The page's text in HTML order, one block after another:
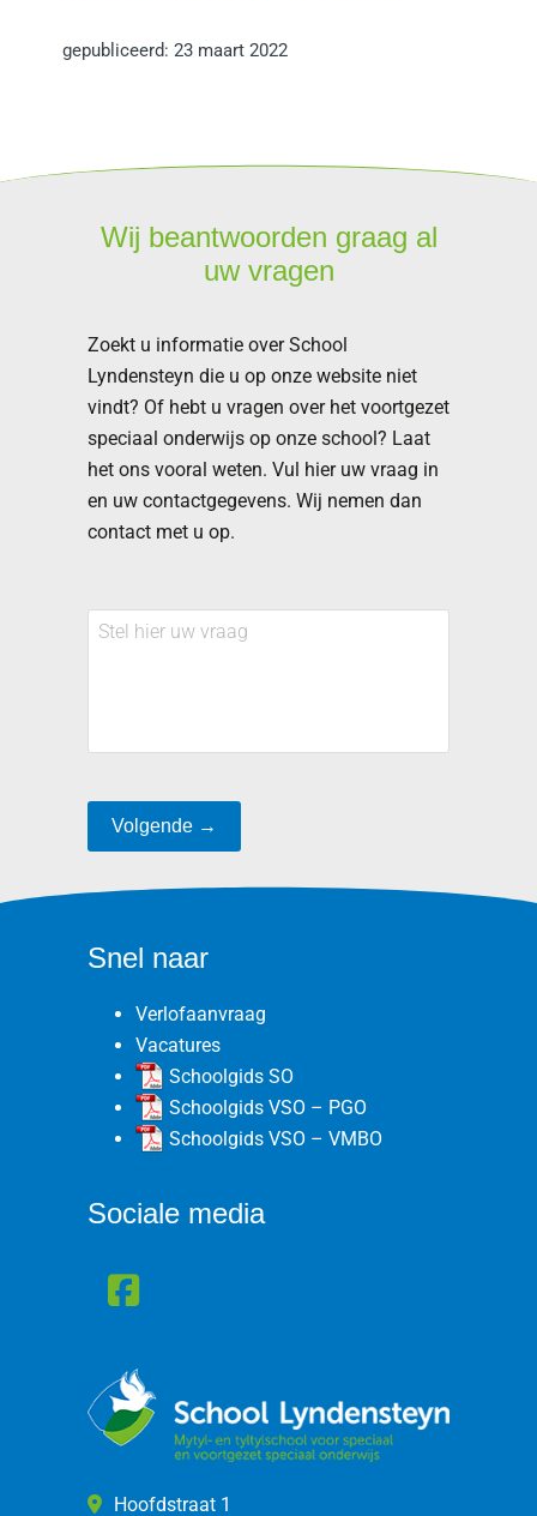
gepubliceerd:23 maart 2022
Wij beantwoorden graag al
uw vragen
Zoekt u informatie over School
Lyndensteyn die u op onze website niet
vindt? Of hebt u vragen over het voortgezet
speciaal onderwijs op onze school? Laat
het ons vooral weten. Vul hier uw vraag in
en uw contactgegevens. Wij nemen dan
contact met u op.
Stel
hier
Volgende →
Snel naar
Verlofaanvraag
Vacatures
Schoolgids SO
Schoolgids VSO – PGO
Schoolgids VSO – VMBO
Sociale media
Hoofdstraat 1